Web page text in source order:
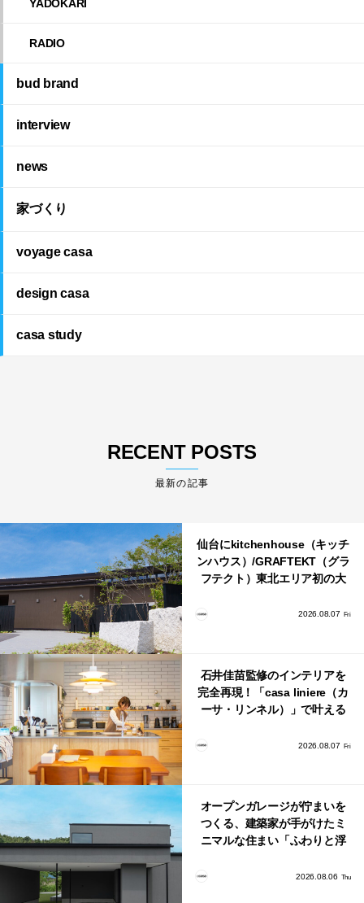
YADOKARI
RADIO
bud brand
interview
news
家づくり
voyage casa
design casa
casa study
RECENT POSTS
最新の記事
仙台にkitchenhouse（キッチ
ンハウス）/GRAFTEKT（グラ
フテクト）東北エリア初の大
2026.08.07 Fri
石井佳苗監修のインテリアを
完全再現！「casa liniere（カ
ーサ・リンネル）」で叶える
2026.08.07 Fri
オープンガレージが佇まいを
つくる、建築家が手がけたミ
ニマルな住まい「ふわりと浮
2026.08.06 Thu